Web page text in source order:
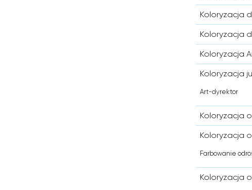
Koloryzacja
Koloryzacja
Koloryzacja
Koloryzacja
Art-dyrektor
Koloryzacja
Koloryzacja
Farbowanie
Koloryzacja